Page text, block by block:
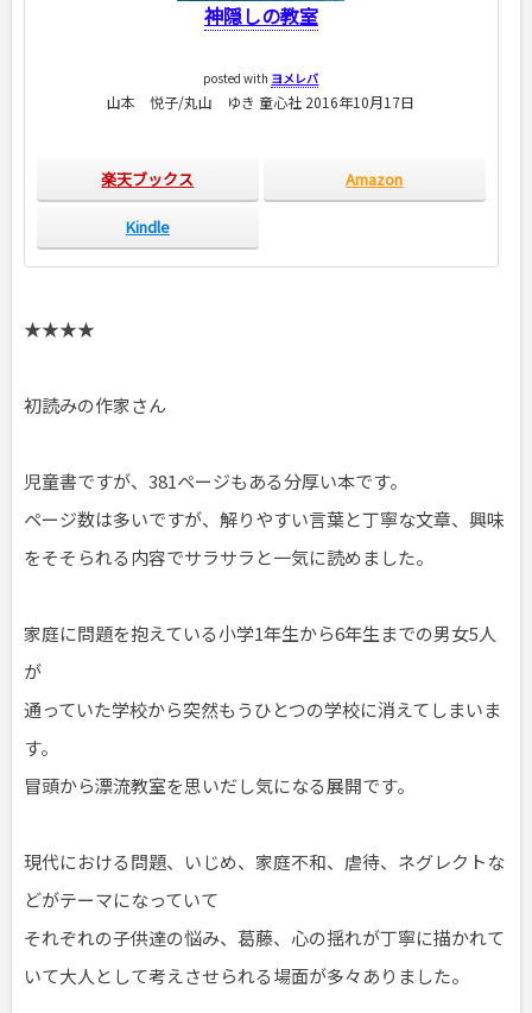
神隠しの教室
posted with ヨメレバ
山本 悦子/丸山 ゆき 童心社 2016年10月17日
楽天ブックス Amazon
Kindle
★★★★
初読みの作家さん
児童書ですが、381ページもある分厚い本です。
ページ数は多いですが、解りやすい言葉と丁寧な文章、興味
をそそられる内容でサラサラと一気に読めました。
家庭に問題を抱えている小学1年生から6年生までの男女5人
が
通っていた学校から突然もうひとつの学校に消えてしまいま
す。
冒頭から漂流教室を思いだし気になる展開です。
現代における問題、いじめ、家庭不和、虐待、ネグレクトな
どがテーマになっていて
それぞれの子供達の悩み、葛藤、心の揺れが丁寧に描かれて
いて大人として考えさせられる場面が多々ありました。